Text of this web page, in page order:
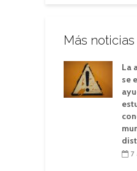
Más noticias
La
se
7